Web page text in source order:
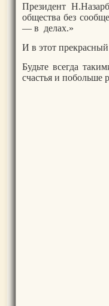
Президент
общества без
— в делах.»
И в этот
Будьте всегда
счастья и побольше